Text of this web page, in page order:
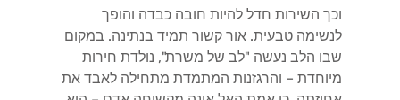
וכך השירות חדל להיות חובה כבדה והופך
לנשימה טבעית. אור קשור תמיד בנתינה. במקום
שבו הלב נעשה "לב של משרת", נולדת חירות
מיוחדת – והרגזנות המתמדת מתחילה לאבד את